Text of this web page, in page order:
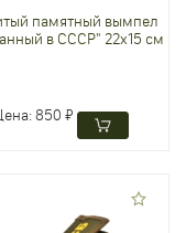
памятный вымпел
в СССР" 22х15 см
850 ₽